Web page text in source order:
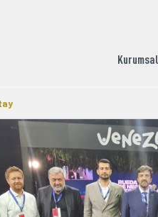
Kurumsal